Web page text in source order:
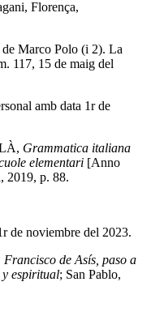
Florença,
Marco Polo (i 2). La
117, 15 de maig del
amb data 1r de
Grammatica italiana
elementari [Anno
2019, p. 88.
de noviembre del 2023.
Francisco de Asís, paso a
espiritual; San Pablo,